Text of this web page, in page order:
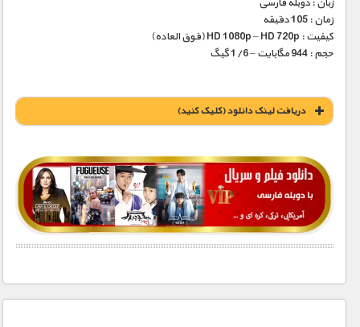
زمان : 105 دقیقه
کیفیت : HD 1080p – HD 720p (فوق العاده)
حجم : 944 مگابایت – 1/6 گیگ
دریافت لينک دانلود (کليک کنيد)
1900 تومان – خريد لينک دانلود (افزودن به سبد خريد)